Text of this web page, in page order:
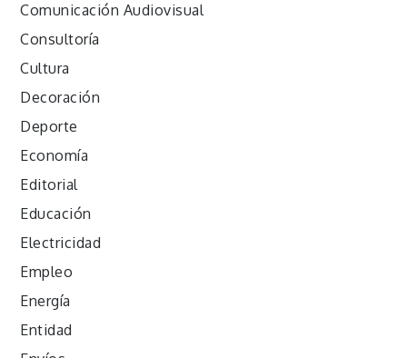
Comunicación Audiovisual
Consultoría
Cultura
Decoración
Deporte
Economía
Editorial
Educación
Electricidad
Empleo
Energía
Entidad